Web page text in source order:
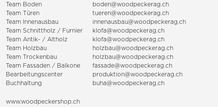
Team Boden
boden@woodpeckerag.ch
Team Türen
tueren@woodpeckerag.ch
Team Innenausbau
innenausbau@woodpeckerag.ch
Team Schnittholz / Furnier
klofa@woodpeckerag.ch
Team Antik- / Altholz
klofa@woodpeckerag.ch
Team Holzbau
holzbau@woodpeckerag.ch
Team Trockenbau
holzbau@woodpeckerag.ch
Team Fassaden / Balkone
fassade@woodpeckerag.ch
Bearbeitungscenter
produktion@woodpeckerag.ch
Buchhaltung
buha@woodpeckerag.ch
www.woodpeckershop.ch